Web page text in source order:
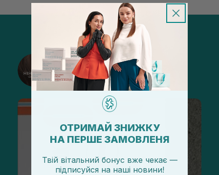
@sisters_stelmakh в Instagram
Подписаться
ОТРИМАЙ ЗНИЖКУ
НА ПЕРШЕ ЗАМОВЛЕНЯ
Твій вітальний бонус вже чекає —
підписуйся на наші новини!